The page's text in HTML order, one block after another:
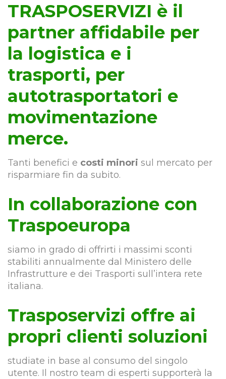
TRASPOSERVIZI è il
partner affidabile per
la logistica e i
trasporti, per
autotrasportatori e
movimentazione
merce.
Tanti benefici e costi minori sul mercato per
risparmiare fin da subito.
In collaborazione con
Traspoeuropa
siamo in grado di offrirti i massimi sconti
stabiliti annualmente dal Ministero delle
Infrastrutture e dei Trasporti sull’intera rete
italiana.
Trasposervizi offre ai
propri clienti soluzioni
studiate in base al consumo del singolo
utente. Il nostro team di esperti supporterà la